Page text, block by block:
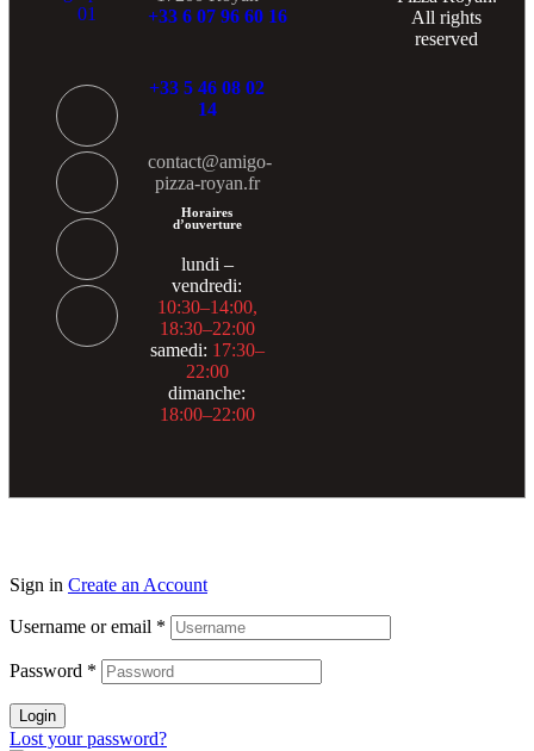
+33 6 07 96 60 16
+33 5 46 08 02
14
contact@amigo-
pizza-royan.fr
Horaires
d’ouverture
lundi –
vendredi:
10:30–14:00,
18:30–22:00
samedi: 17:30–
22:00
dimanche:
18:00–22:00
All rights
reserved
Sign in Create an Account
Username or email *
Password *
Login
Lost your password?